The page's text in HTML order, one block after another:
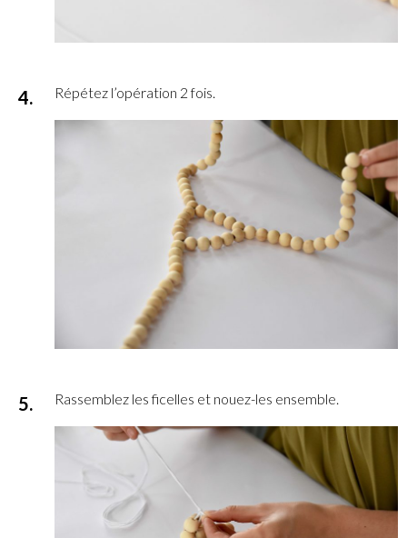
Répétez l’opération 2 fois.
Rassemblez les ficelles et nouez-les ensemble.